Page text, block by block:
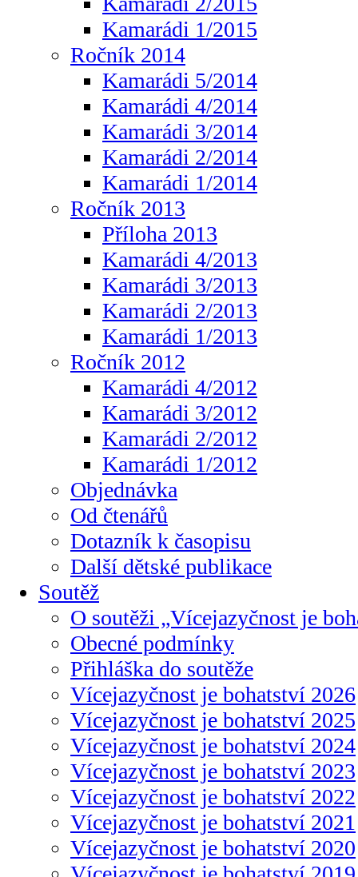
Kamarádi 1/2015
Ročník 2014
Kamarádi 5/2014
Kamarádi 4/2014
Kamarádi 3/2014
Kamarádi 2/2014
Kamarádi 1/2014
Ročník 2013
Příloha 2013
Kamarádi 4/2013
Kamarádi 3/2013
Kamarádi 2/2013
Kamarádi 1/2013
Ročník 2012
Kamarádi 4/2012
Kamarádi 3/2012
Kamarádi 2/2012
Kamarádi 1/2012
Objednávka
Od čtenářů
Dotazník k časopisu
Další dětské publikace
Soutěž
O soutěži „Vícejazyčnost je
Obecné podmínky
Přihláška do soutěže
Vícejazyčnost je bohatství 2026
Vícejazyčnost je bohatství 2025
Vícejazyčnost je bohatství 2024
Vícejazyčnost je bohatství 2023
Vícejazyčnost je bohatství 2022
Vícejazyčnost je bohatství 2021
Vícejazyčnost je bohatství 2020